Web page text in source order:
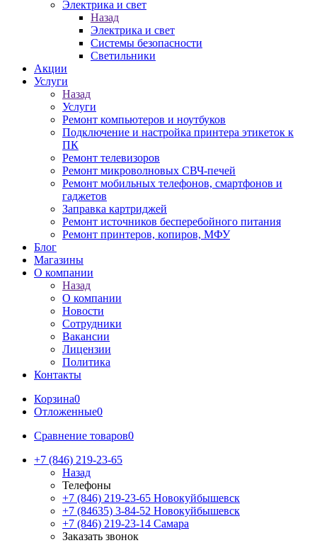
Электрика и свет
Назад
Электрика и свет
Системы безопасности
Светильники
Акции
Услуги
Назад
Услуги
Ремонт компьютеров и ноутбуков
Подключение и настройка принтера этикеток к
ПК
Ремонт телевизоров
Ремонт микроволновых СВЧ-печей
Ремонт мобильных телефонов, смартфонов и
гаджетов
Заправка картриджей
Ремонт источников бесперебойного питания
Ремонт принтеров, копиров, МФУ
Блог
Магазины
О компании
Назад
О компании
Новости
Сотрудники
Вакансии
Лицензии
Политика
Контакты
Корзина0
Отложенные0
Сравнение товаров0
+7 (846) 219-23-65
Назад
Телефоны
+7 (846) 219-23-65 Новокуйбышевск
+7 (84635) 3-84-52 Новокуйбышевск
+7 (846) 219-23-14 Самара
Заказать звонок